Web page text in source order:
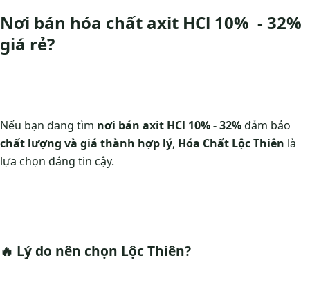
Nơi bán hóa chất axit HCl 10% - 32%
giá rẻ?
Nếu bạn đang tìm nơi bán axit HCl 10% - 32%đảm bảo
chất lượng và giá thành hợp lý, Hóa Chất Lộc Thiên là
lựa chọn đáng tin cậy.
🔥 Lý do nên chọn Lộc Thiên?